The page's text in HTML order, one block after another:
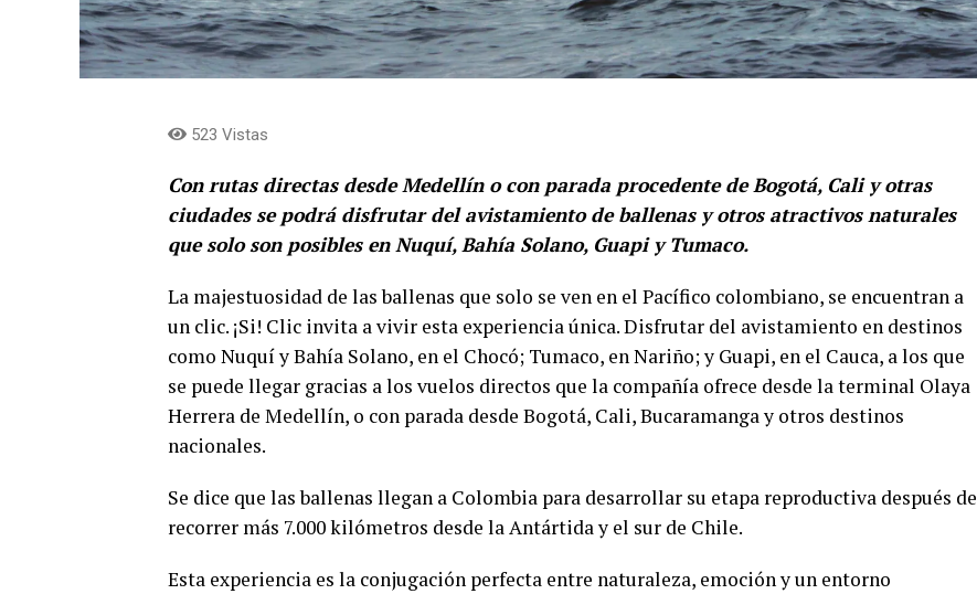
523 Vistas
Con rutas directas desde Medellín o con parada procedente de Bogotá, Cali y otras
ciudades se podrá disfrutar del avistamiento de ballenas y otros atractivos naturales
que solo son posibles en Nuquí, Bahía Solano, Guapi y Tumaco.
La majestuosidad de las ballenas que solo se ven en el Pacífico colombiano, se encuentran a
un clic. ¡Si! Clic invita a vivir esta experiencia única. Disfrutar del avistamiento en destinos
como Nuquí y Bahía Solano, en el Chocó; Tumaco, en Nariño; y Guapi, en el Cauca, a los que
se puede llegar gracias a los vuelos directos que la compañía ofrece desde la terminal Olaya
Herrera de Medellín, o con parada desde Bogotá, Cali, Bucaramanga y otros destinos
nacionales.
Se dice que las ballenas llegan a Colombia para desarrollar su etapa reproductiva después de
recorrer más 7.000 kilómetros desde la Antártida y el sur de Chile.
Esta experiencia es la conjugación perfecta entre naturaleza, emoción y un entorno